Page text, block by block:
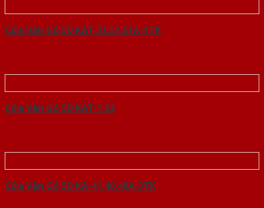
Cửa Vân Gỗ 5D KAT-21.51.51A-1TK
Cửa Vân Gỗ 5D KAT-1.52
Cửa Vân Gỗ 5D KA-41.40.40A-3TK